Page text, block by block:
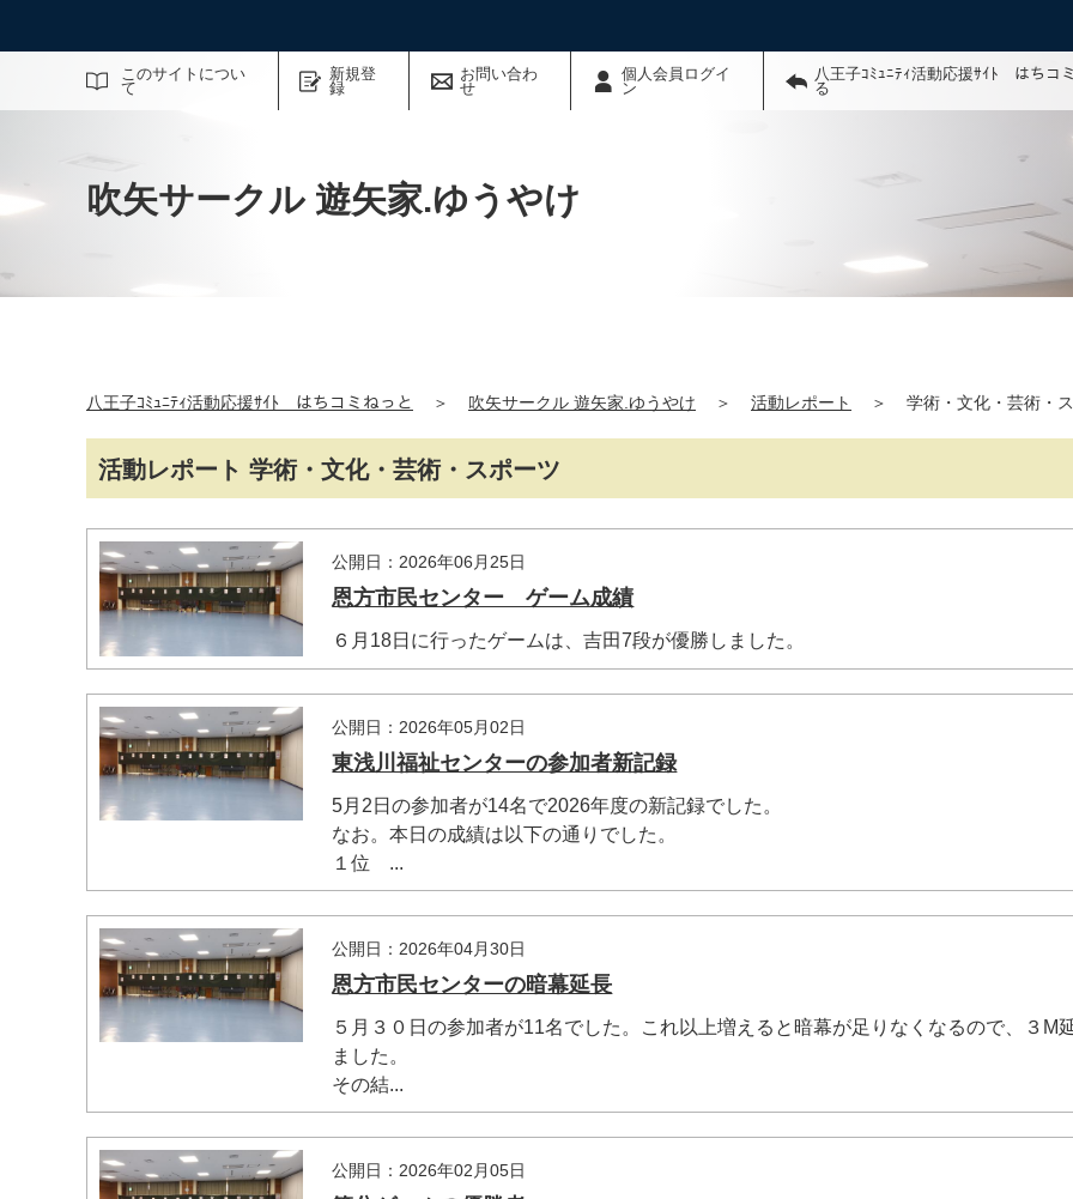
このサイトについ
て
新規登
録
お問い合わ
せ
個人会員ログイ
ン
八王子ｺﾐｭﾆﾃｨ活動応援ｻｲﾄ はちコ
る
サイト内検索
吹矢サークル 遊矢家.ゆうやけ
八王子ｺﾐｭﾆﾃｨ活動応援ｻｲﾄ はちコミねっと ＞ 吹矢サークル 遊矢家.ゆうやけ ＞ 活動レポート ＞ 学術・文化・芸術・
活動レポート 学術・文化・芸術・スポーツ
公開日：2026年06月25日
恩方市民センター ゲーム成績
６月18日に行ったゲームは、吉田7段が優勝しました。
公開日：2026年05月02日
東浅川福祉センターの参加者新記録
5月2日の参加者が14名で2026年度の新記録でした。
なお。本日の成績は以下の通りでした。
１位 ...
公開日：2026年04月30日
恩方市民センターの暗幕延長
５月３０日の参加者が11名でした。これ以上増えると暗幕が足りなくなるので、３M
ました。
その結...
公開日：2026年02月05日